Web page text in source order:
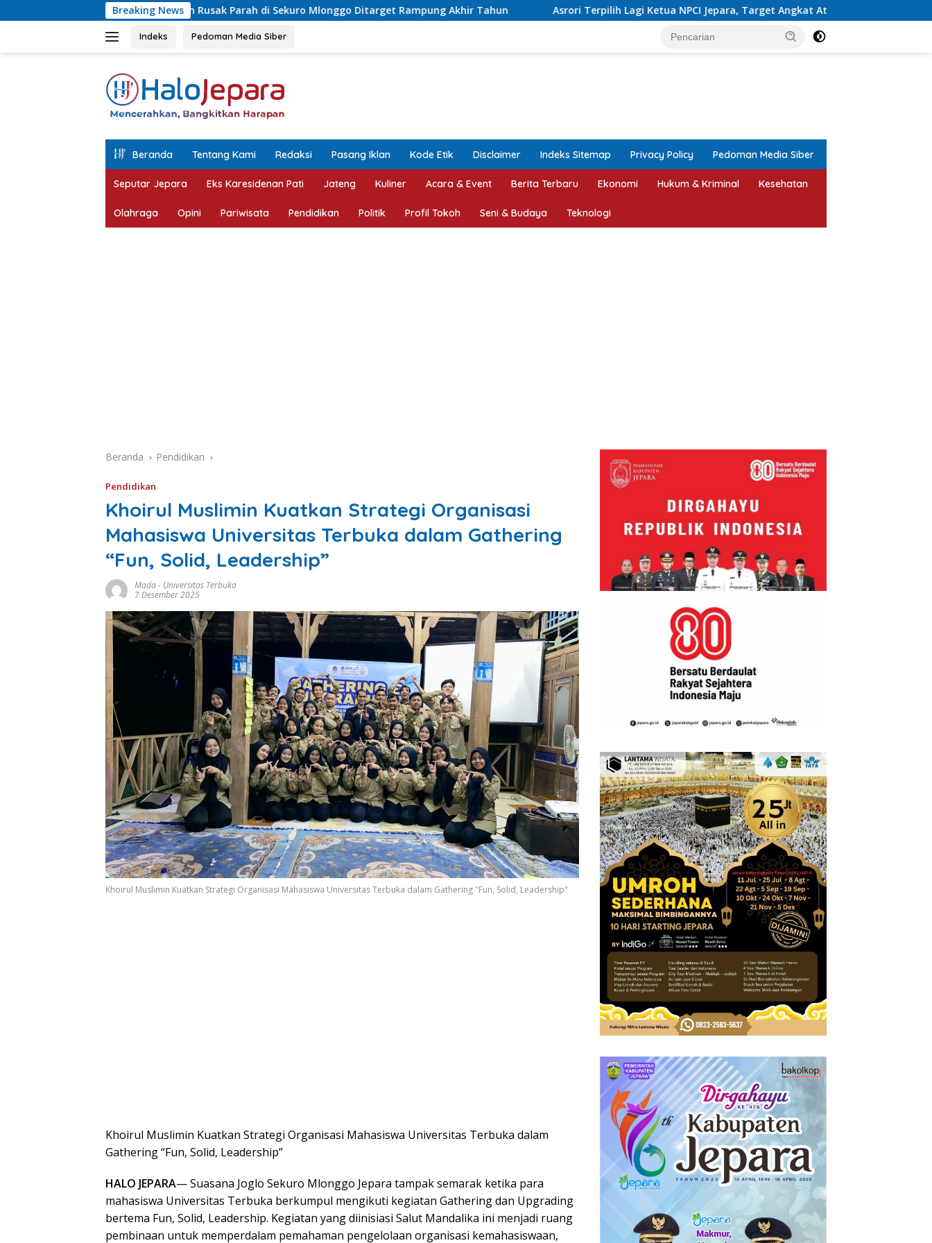
ke
Breaking News
Jalan Rusak Parah di Sekuro Mlonggo Ditarget Rampung Akhir Tahun Asrori Terpilih Lagi Ketua NPCI Jepara, Target Angkat Atlet Disabilitas Berprestasi
Indeks Pedoman Media Siber
Beranda Tentang Kami Redaksi Pasang Iklan Kode Etik Disclaimer Indeks Sitemap Privacy Policy Pedoman Media Siber
Seputar Jepara Eks Karesidenan Pati Jateng Kuliner Acara & Event Berita Terbaru Ekonomi Hukum & Kriminal Kesehatan
Olahraga Opini Pariwisata Pendidikan Politik Profil Tokoh Seni & Budaya Teknologi
Beranda Pendidikan
Pendidikan
Khoirul Muslimin Kuatkan Strategi Organisasi
Mahasiswa Universitas Terbuka dalam Gathering
“Fun, Solid, Leadership”
Mada- Universitas Terbuka
7 Desember 2025
Khoirul Muslimin Kuatkan Strategi Organisasi Mahasiswa Universitas Terbuka dalam Gathering "Fun, Solid, Leadership"
Khoirul Muslimin Kuatkan Strategi Organisasi Mahasiswa Universitas Terbuka dalam
Gathering “Fun, Solid, Leadership”
HALO JEPARA— Suasana Joglo Sekuro Mlonggo Jepara tampak semarak ketika para
mahasiswa Universitas Terbuka berkumpul mengikuti kegiatan Gathering dan Upgrading
bertema Fun, Solid, Leadership. Kegiatan yang diinisiasi Salut Mandalika ini menjadi ruang
pembinaan untuk memperdalam pemahaman pengelolaan organisasi kemahasiswaan,